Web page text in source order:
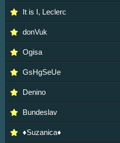
It is I, Leclerc
donVuk
Ogisa
GsHgSeUe
Denino
Bundeslav
♦Suzanica♦